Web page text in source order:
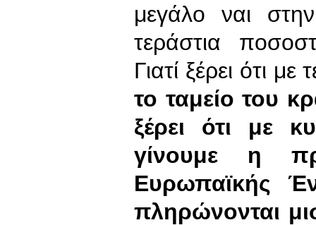
μεγάλο ναι
τεράστια
Γιατί ξέρει ότι
το ταμείο του
ξέρει ότι με
γίνουμε η
Ευρωπαϊκής
πληρώνονται